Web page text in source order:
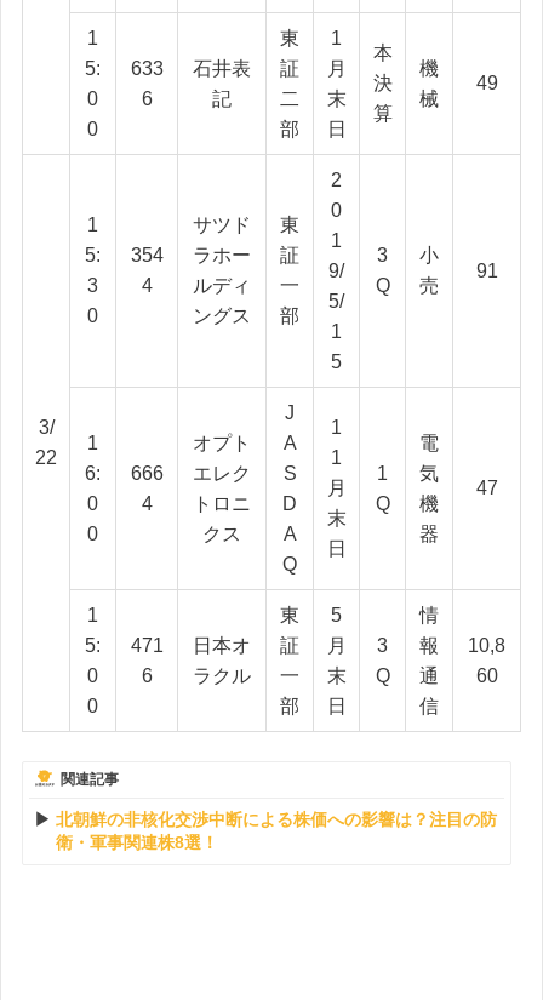
1
5:
0
0
633
6
石井表
記
東
証
二
部
1
月
末
日
本
決
算
機
械
49
3/
22
1
5:
3
0
354
4
サツド
ラホー
ルディ
ングス
東
証
一
部
2
0
1
9/
5/
1
5
3
Q
小
売
91
1
6:
0
0
666
4
オプト
エレク
トロニ
クス
J
A
S
D
A
Q
1
1
月
末
日
1
Q
電
気
機
器
47
1
5:
0
0
471
6
日本オ
ラクル
東
証
一
部
5
月
末
日
3
Q
情
報
通
信
10,8
60
関連記事
北朝鮮の非核化交渉中断による株価への影響は？注目の防
衛・軍事関連株8選！